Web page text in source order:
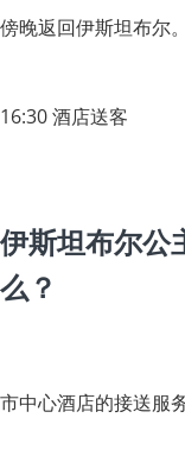
傍晚返回伊斯坦布尔。
16:30 酒店送客
伊斯坦布尔公
么？
市中心酒店的接送服